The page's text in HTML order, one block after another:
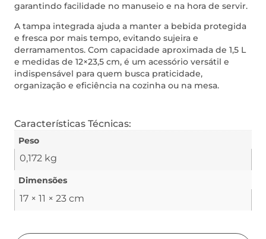
garantindo facilidade no manuseio e na hora de servir.
A tampa integrada ajuda a manter a bebida protegida
e fresca por mais tempo, evitando sujeira e
derramamentos. Com capacidade aproximada de 1,5 L
e medidas de 12×23,5 cm, é um acessório versátil e
indispensável para quem busca praticidade,
organização e eficiência na cozinha ou na mesa.
Características Técnicas:
Peso
0,172 kg
Dimensões
17 × 11 × 23 cm